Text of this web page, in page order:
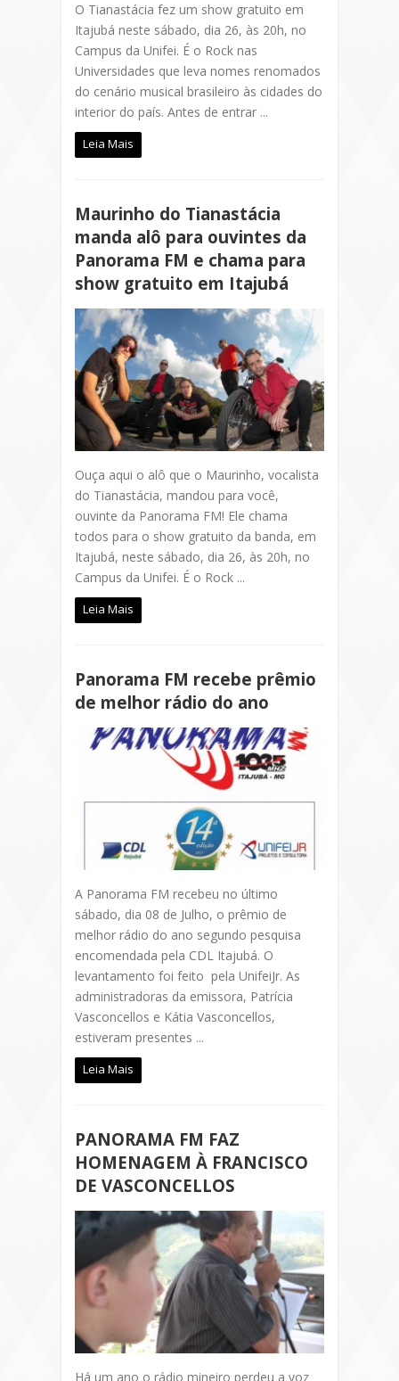
O Tianastácia fez um show gratuito em
Itajubá neste sábado, dia 26, às 20h, no
Campus da Unifei. É o Rock nas
Universidades que leva nomes renomados
do cenário musical brasileiro às cidades do
interior do país. Antes de entrar ...
Leia Mais
Maurinho do Tianastácia
manda alô para ouvintes da
Panorama FM e chama para
show gratuito em Itajubá
Ouça aqui o alô que o Maurinho, vocalista
do Tianastácia, mandou para você,
ouvinte da Panorama FM! Ele chama
todos para o show gratuito da banda, em
Itajubá, neste sábado, dia 26, às 20h, no
Campus da Unifei. É o Rock ...
Leia Mais
Panorama FM recebe prêmio
de melhor rádio do ano
A Panorama FM recebeu no último
sábado, dia 08 de Julho, o prêmio de
melhor rádio do ano segundo pesquisa
encomendada pela CDL Itajubá. O
levantamento foi feito pela UnifeiJr. As
administradoras da emissora, Patrícia
Vasconcellos e Kátia Vasconcellos,
estiveram presentes ...
Leia Mais
PANORAMA FM FAZ
HOMENAGEM À FRANCISCO
DE VASCONCELLOS
Há um ano o rádio mineiro perdeu a voz